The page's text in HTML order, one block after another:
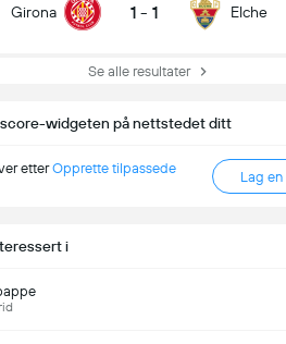
Girona 1 - 1 Elche
Se alle resultater
score-widgeten på nettstedet ditt
etterOpprette tilpassede
Lag
i